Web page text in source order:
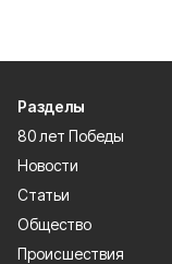
Разделы
80 лет Победы
Новости
Статьи
Общество
Происшествия